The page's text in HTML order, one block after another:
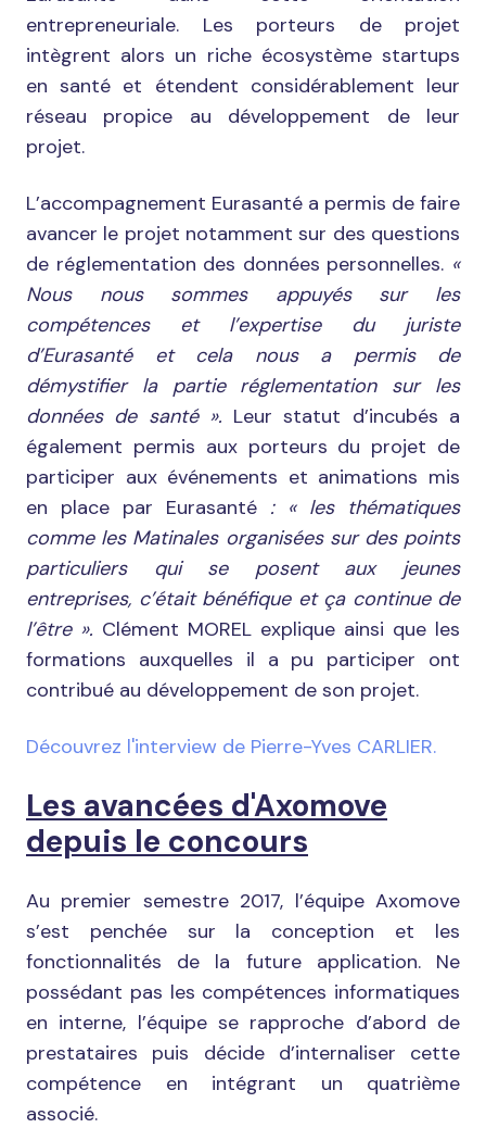
entrepreneuriale. Les porteurs de projet
intègrent alors un riche écosystème startups
en santé et étendent considérablement leur
réseau propice au développement de leur
projet.
L’accompagnement Eurasanté a permis de faire
avancer le projet notamment sur des questions
de réglementation des données personnelles. «
Nous nous sommes appuyés sur les
compétences et l’expertise du juriste
d’Eurasanté et cela nous a permis de
démystifier la partie réglementation sur les
données de santé ». Leur statut d’incubés a
également permis aux porteurs du projet de
participer aux événements et animations mis
en place par Eurasanté : « les thématiques
comme les Matinales organisées sur des points
particuliers qui se posent aux jeunes
entreprises, c’était bénéfique et ça continue de
l’être ». Clément MOREL explique ainsi que les
formations auxquelles il a pu participer ont
contribué au développement de son projet.
Découvrez l'interview de Pierre-Yves CARLIER.
Les avancées d'Axomove
depuis le concours
Au premier semestre 2017, l’équipe Axomove
s’est penchée sur la conception et les
fonctionnalités de la future application. Ne
possédant pas les compétences informatiques
en interne, l’équipe se rapproche d’abord de
prestataires puis décide d’internaliser cette
compétence en intégrant un quatrième
associé.